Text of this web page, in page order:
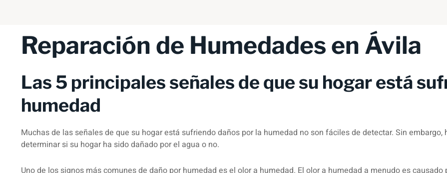
Reparación de Humedades en Ávila
Las 5 principales señales de que su hogar está
humedad
Muchas de las señales de que su hogar está sufriendo daños por la humedad no son fáciles de detectar. Sin
determinar si su hogar ha sido dañado por el agua o no.
Uno de los signos más comunes de daño por humedad es el olor a humedad. El olor a humedad a menudo es